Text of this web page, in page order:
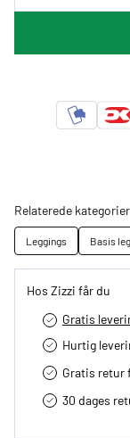
Relaterede kategorier
Leggings Basis
Hos Zizzi får du
Gratis
Hurtig
Gratis retur
30 dages